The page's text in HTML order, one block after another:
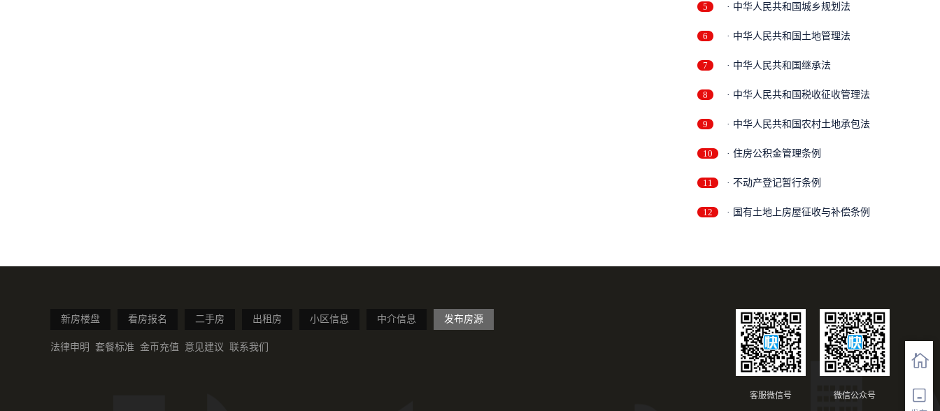
5 · 中华人民共和国城乡规划法
6 · 中华人民共和国土地管理法
7 · 中华人民共和国继承法
8 · 中华人民共和国税收征收管理法
9 · 中华人民共和国农村土地承包法
10 · 住房公积金管理条例
11 · 不动产登记暂行条例
12 · 国有土地上房屋征收与补偿条例
新房楼盘 看房报名 二手房 出租房 小区信息 中介信息 发布房源
法律申明 套餐标准 金币充值 意见建议 联系我们
微信公众号
客服微信号